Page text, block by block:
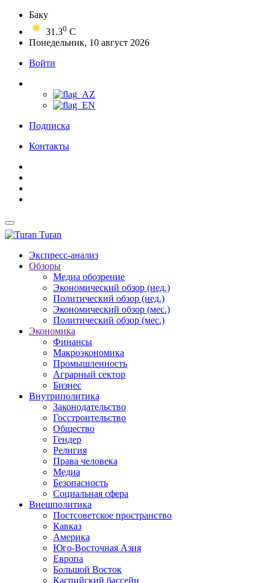
Баку
31.30 C
Понедельник, 10 август 2026
Войти
Подписка
Контакты
Turan
Экспресс-анализ
Обзоры
Медиа обозрение
Экономический обзор (нед.)
Политический обзор (нед.)
Экономический обзор (мес.)
Политический обзор (мес.)
Экономика
Финансы
Макроэкономика
Промышленность
Аграрный сектор
Бизнес
Внутриполитика
Законодательство
Госстроительство
Общество
Гендер
Религия
Права человека
Медиа
Безопасность
Социальная сфера
Внешполитика
Постсоветское пространство
Кавказ
Америка
Юго-Восточная Азия
Европа
Большой Восток
Каспийский бассейн